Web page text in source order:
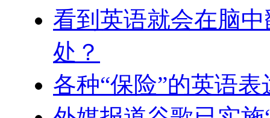
看到英语就会在脑
处？
各种“保险”的英语表